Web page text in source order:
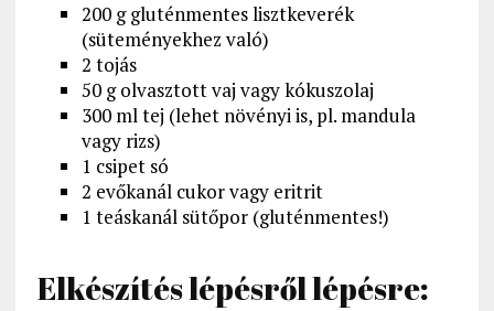
200 g gluténmentes lisztkeverék
(süteményekhez való)
2 tojás
50 g olvasztott vaj vagy kókuszolaj
300 ml tej (lehet növényi is, pl. mandula
vagy rizs)
1 csipet só
2 evőkanál cukor vagy eritrit
1 teáskanál sütőpor (gluténmentes!)
Elkészítés lépésről lépésre: